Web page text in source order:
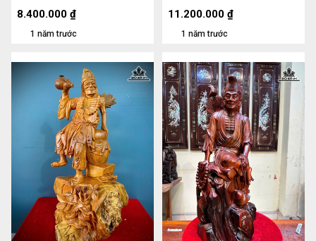
1 năm trước
8.400.000 ₫
1 năm trước
11.200.000 ₫